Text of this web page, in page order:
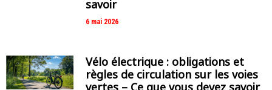
savoir
6 mai 2026
Vélo électrique : obligations et
règles de circulation sur les voies
vertes – Ce que vous devez savoir